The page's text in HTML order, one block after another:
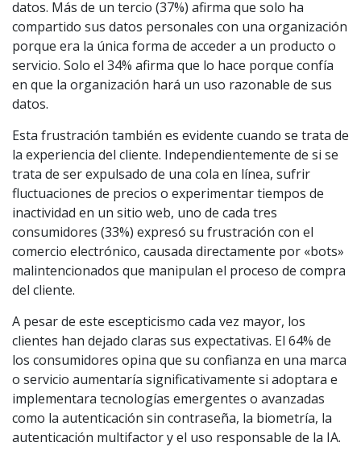
datos. Más de un tercio (37%) afirma que solo ha
compartido sus datos personales con una organización
porque era la única forma de acceder a un producto o
servicio. Solo el 34% afirma que lo hace porque confía
en que la organización hará un uso razonable de sus
datos.
Esta frustración también es evidente cuando se trata de
la experiencia del cliente. Independientemente de si se
trata de ser expulsado de una cola en línea, sufrir
fluctuaciones de precios o experimentar tiempos de
inactividad en un sitio web, uno de cada tres
consumidores (33%) expresó su frustración con el
comercio electrónico, causada directamente por «bots»
malintencionados que manipulan el proceso de compra
del cliente.
A pesar de este escepticismo cada vez mayor, los
clientes han dejado claras sus expectativas. El 64% de
los consumidores opina que su confianza en una marca
o servicio aumentaría significativamente si adoptara e
implementara tecnologías emergentes o avanzadas
como la autenticación sin contraseña, la biometría, la
autenticación multifactor y el uso responsable de la IA.